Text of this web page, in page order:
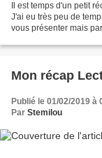
Il est temps d'un petit
J'ai eu très peu de
vous présenter mais
Mon récap
Publié le 01/02/2019 à
Par Stemilou